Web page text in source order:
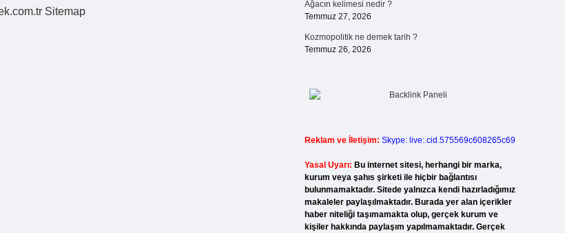
Sitemap
Ağacın kelimesi nedir ?
Temmuz 27, 2026
Kozmopolitik ne demek tarih ?
Temmuz 26, 2026
Reklam ve İletişim: Skype: live:.cid.575569c608265c69
Yasal Uyarı: Bu internet sitesi, herhangi bir marka,
kurum veya şahıs şirketi ile hiçbir bağlantısı
bulunmamaktadır. Sitede yalnızca kendi hazırladığımız
makaleler paylaşılmaktadır. Burada yer alan içerikler
haber niteliği taşımamakta olup, gerçek kurum ve
kişiler hakkında paylaşım yapılmamaktadır. Gerçek